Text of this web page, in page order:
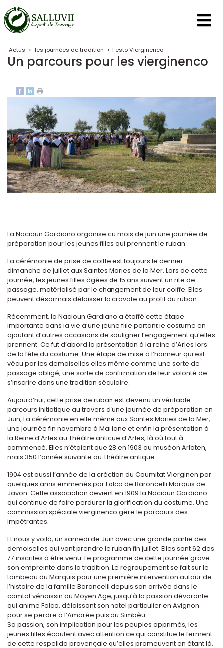
Panneau de gestion des cookies
Actus > les journées de tradition > Festo Vierginenco
Un parcours pour les vierginenco
La Nacioun Gardiano organise au mois de juin une journée de
préparation pour les jeunes filles qui prennent le ruban.
La cérémonie de prise de coiffe est toujours le dernier
dimanche de juillet aux Saintes Maries de la Mer. Lors de cette
journée, les jeunes filles âgées de 15 ans suivent un rite de
passage, matérialisé par le changement de leur coiffe. Elles
peuvent désormais délaisser la cravate au profit du ruban.
Récemment, la Nacioun Gardiano a étoffé cette étape
importante dans la vie d’une jeune fille portant le costume en
ajoutant d’autres occasions de souligner l’engagement qu’elles
prennent. Ce fut d’abord la présentation à la reine d’Arles lors
de la fête du costume. Une étape de mise à l’honneur qui est
vécu par les demoiselles elles même comme une sorte de
passage obligé, une sorte de confirmation de leur volonté de
s’inscrire dans une tradition séculaire.
Aujourd’hui, cette prise de ruban est devenu un véritable
parcours initiatique au travers d’une journée de préparation en
Juin, La cérémonie en elle même aux Saintes Maries de la Mer,
une journée fin novembre à Maillane et enfin la présentation à
la Reine d’Arles au Théâtre antique d’Arles, là où tout à
commencé. Elles n’étaient que 28 en 1903 au muséon Arlaten,
mais 350 l’année suivante au Théâtre antique.
1904 est aussi l’année de la création du Coumitat Vierginen par
quelques amis emmenés par Folco de Baroncelli Marquis de
Javon. Cette association devient en 1909 la Nacioun Gardiano
qui continue de faire perdurer la glorification du costume. Une
commission spéciale vierginenco gère le parcours des
impétrantes.
Et nous y voilà, un samedi de Juin avec une grande partie des
demoiselles qui vont prendre le ruban fin juillet. Elles sont 62 des
77 inscrites à être venu. Le programme de cette journée grave
son empreinte dans la tradition. Le regroupement se fait sur le
tombeau du Marquis pour une première intervention autour de
l’histoire de la famille Baroncelli depuis son arrivée dans le
comtat vénaissin au Moyen Age, jusqu’à la passion dévorante
qui anime Folco, délaissant son hotel particulier en Avignon
pour se perdre à l’Amarée puis au Simbèu.
Sa passion, son implication pour les peuples opprimés, les
jeunes filles écoutent avec attention ce qui constitue le ferment
de cette respelido provençale qu’elles promeuvent en étant là.